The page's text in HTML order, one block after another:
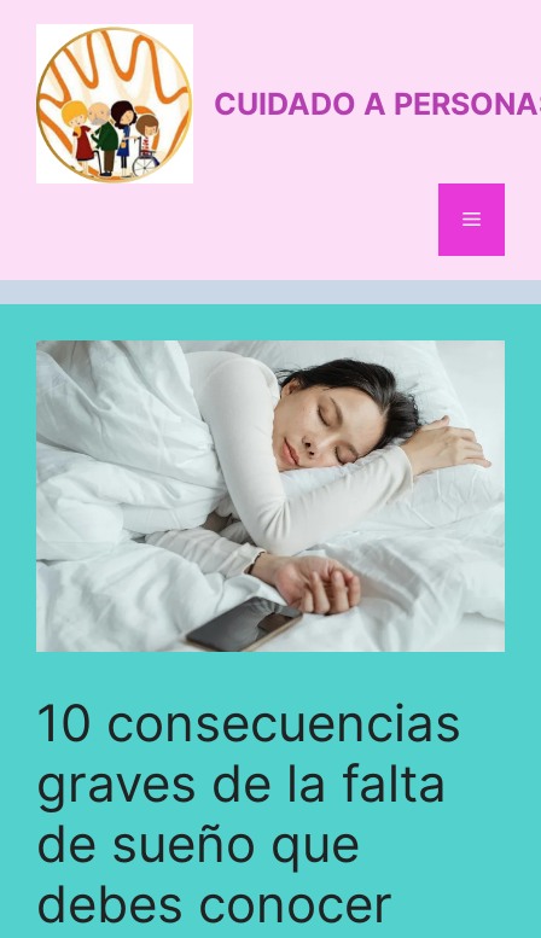
contenido
CUIDADO A
Menú
10 consecuencias
graves de la falta
de sueño que
debes conocer